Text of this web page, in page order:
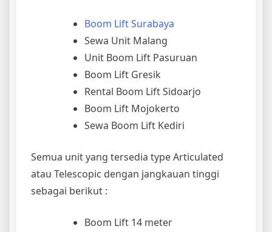
Boom Lift Surabaya
Sewa Unit Malang
Unit Boom Lift Pasuruan
Boom Lift Gresik
Rental Boom Lift Sidoarjo
Boom Lift Mojokerto
Sewa Boom Lift Kediri
Semua unit yang tersedia type Articulated
atau Telescopic dengan jangkauan tinggi
sebagai berikut :
Boom Lift 14 meter